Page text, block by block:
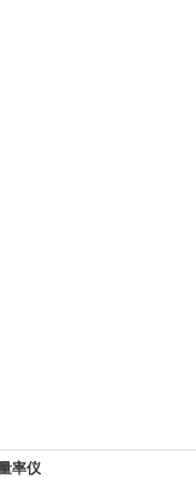
率仪